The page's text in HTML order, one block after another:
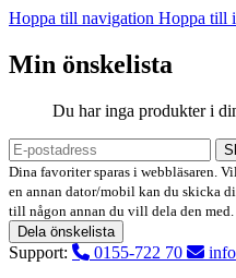
Hoppa till navigation Hoppa till
Min önskelista
Du har inga produkter i
Dina favoriter sparas i webbläsaren.
en annan dator/mobil kan du skicka
till någon annan du vill dela den med.
Dela önskelista
Support: 0155-722 70